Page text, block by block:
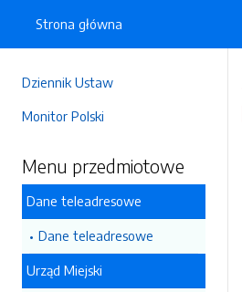
Dziennik Ustaw
Monitor Polski
Menu przedmiotowe
Dane teleadresowe
Dane teleadresowe
Urząd Miejski
Strona główna